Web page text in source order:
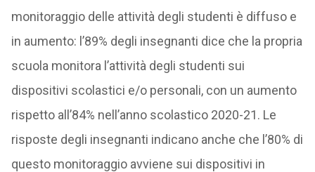
monitoraggio delle attività degli studenti è diffuso e
in aumento: l’89% degli insegnanti dice che la propria
scuola monitora l’attività degli studenti sui
dispositivi scolastici e/o personali, con un aumento
rispetto all’84% nell’anno scolastico 2020-21. Le
risposte degli insegnanti indicano anche che l’80% di
questo monitoraggio avviene sui dispositivi in